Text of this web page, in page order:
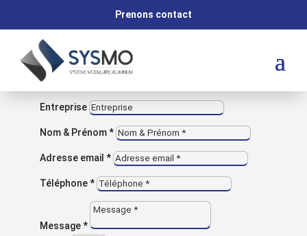
Prenons contact
Nos
réalisations
VOUS AVEZ UNE QUESTION ?
Contactez-nous
Entreprise
Nom & Prénom *
Adresse email *
Téléphone *
Message *